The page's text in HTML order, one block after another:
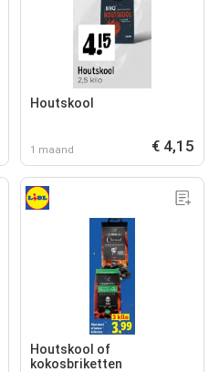
Houtskool
1 maand € 4,15
Houtskool of
kokosbriketten